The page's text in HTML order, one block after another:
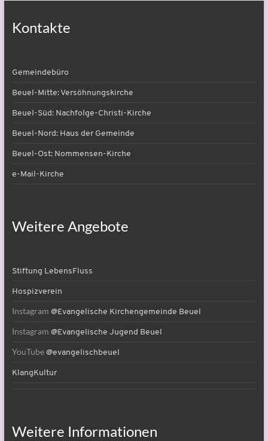
Kontakte
Gemeindebüro
Beuel-Mitte: Versöhnungskirche
Beuel-Süd: Nachfolge-Christi-Kirche
Beuel-Nord: Haus der Gemeinde
Beuel-Ost: Nommensen-Kirche
e-Mail-Kirche
Weitere Angebote
Stiftung LebensFluss
Hospizverein
Instagram @Evangelische Kirchengemeinde Beuel
Instagram @Evangelische Jugend Beuel
YouTube @evangelischbeuel
KlangKultur
Weitere Informationen